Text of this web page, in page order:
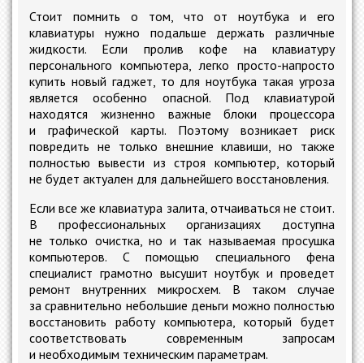
Стоит помнить о том, что от ноутбука и его
клавиатуры нужно подальше держать различные
жидкости. Если пролив кофе на клавиатуру
персонального компьютера, легко просто-напросто
купить новый гаджет, то для ноутбука такая угроза
является особенно опасной. Под клавиатурой
находятся жизненно важные блоки процессора
и графической карты. Поэтому возникает риск
повредить не только внешние клавиши, но также
полностью вывести из строя компьютер, который
не будет актуален для дальнейшего восстановления.
Если все же клавиатура залита, отчаиваться не стоит.
В профессиональных организациях доступна
не только очистка, но и так называемая просушка
компьютеров. С помощью специального фена
специалист грамотно высушит ноутбук и проведет
ремонт внутренних микросхем. В таком случае
за сравнительно небольшие деньги можно полностью
восстановить работу компьютера, который будет
соответствовать современным запросам
и необходимым техническим параметрам.